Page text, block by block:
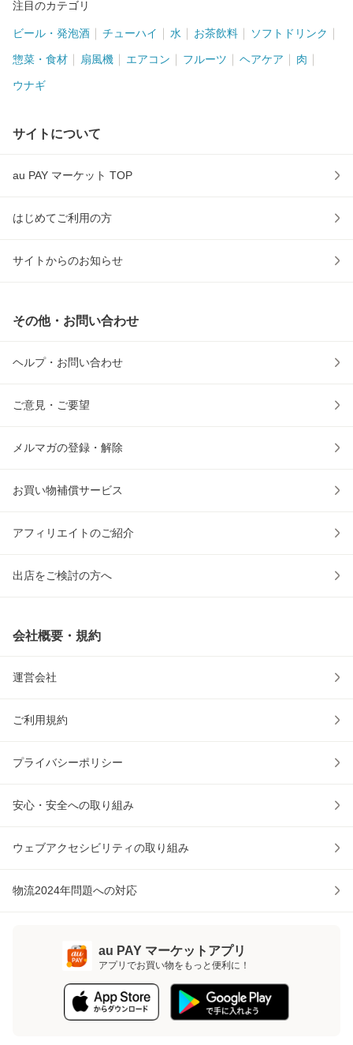
注目のカテゴリ
ビール・発泡酒 チューハイ 水 お茶飲料 ソフトドリンク
惣菜・食材 扇風機 エアコン フルーツ ヘアケア 肉
ウナギ
サイトについて
au PAY マーケット TOP
はじめてご利用の方
サイトからのお知らせ
その他・お問い合わせ
ヘルプ・お問い合わせ
ご意見・ご要望
メルマガの登録・解除
お買い物補償サービス
アフィリエイトのご紹介
出店をご検討の方へ
会社概要・規約
運営会社
ご利用規約
プライバシーポリシー
安心・安全への取り組み
ウェブアクセシビリティの取り組み
物流2024年問題への対応
au PAY マーケットアプリ
アプリでお買い物をもっと便利に！